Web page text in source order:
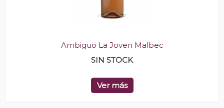
Ambiguo La Joven Malbec
SIN STOCK
Ver más